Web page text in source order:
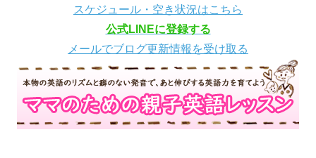
スケジュール・空き状況はこちら
公式LINEに登録する
メールでブログ更新情報を受け取る